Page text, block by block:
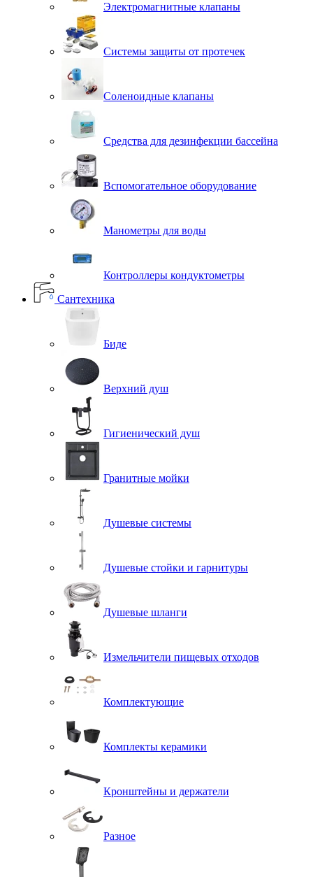
Электромагнитные клапаны
Системы защиты от протечек
Соленоидные клапаны
Средства для дезинфекции бассейна
Вспомогательное оборудование
Манометры для воды
Контроллеры кондуктометры
Сантехника
Биде
Верхний душ
Гигиенический душ
Гранитные мойки
Душевые системы
Душевые стойки и гарнитуры
Душевые шланги
Измельчители пищевых отходов
Комплектующие
Комплекты керамики
Кронштейны и держатели
Разное